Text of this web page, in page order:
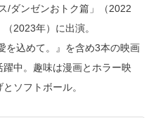
/ダンゼンおトク篇」（2022
2023年）に出演。
を込めて。』を含め3本の映画
中。趣味は漫画とホラー映
ソフトボール。